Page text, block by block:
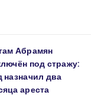
Абрамян
под стражу:
назначил два
ареста